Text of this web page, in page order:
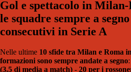
Gol e spettacolo in
le squadre sempre a
consecutivi in Serie A
Nelle ultime 10 sfide tra Milan e Roma
formazioni sono sempre andate a segno:
(3.5 di media a match) - 20 per i